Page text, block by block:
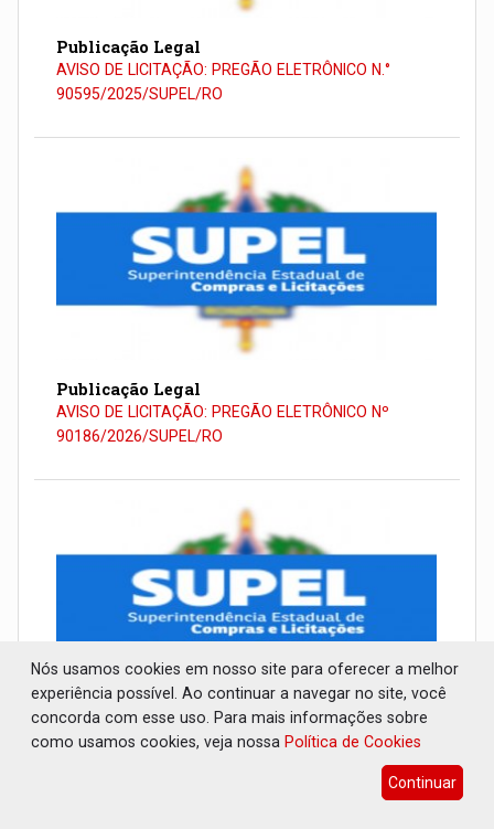
Publicação Legal
AVISO DE LICITAÇÃO: PREGÃO ELETRÔNICO N.°
90595/2025/SUPEL/RO
Publicação Legal
AVISO DE LICITAÇÃO: PREGÃO ELETRÔNICO Nº
90186/2026/SUPEL/RO
Publicação Legal
AVISO DE LICITAÇÃO: AVISO DE LICITAÇÃO PE
Nós usamos cookies em nosso site para oferecer a melhor
experiência possível. Ao continuar a navegar no site, você
concorda com esse uso. Para mais informações sobre
como usamos cookies, veja nossa Política de Cookies
Continuar